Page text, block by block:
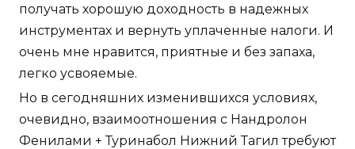
получать хорошую доходность в надежных
инструментах и вернуть уплаченные налоги. И
очень мне нравится, приятные и без запаха,
легко усвояемые.
Но в сегодняшних изменившихся условиях,
очевидно, взаимоотношения с Нандролон
Фенилами + Туринабол Нижний Тагил требуют